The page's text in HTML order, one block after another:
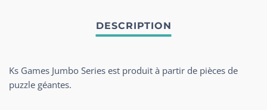
Ks Games Jumbo Series est produit à partir de pièces de
puzzle géantes.